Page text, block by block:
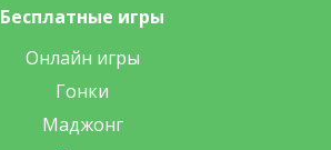
Бесплатные игры
Онлайн игры
Гонки
Маджонг